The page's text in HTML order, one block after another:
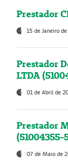
Prestador
15 de Janeiro
Prestador
LTDA
01 de Abril de
Prestador
(51004355-
07 de Maio de